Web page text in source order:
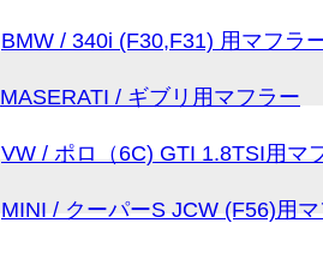
BMW / 340i (F30,F31) 用マフラ
MASERATI / ギブリ用マフラー
VW / ポロ（6C) GTI 1.8TSI用マ
MINI / クーパーS JCW (F56)用